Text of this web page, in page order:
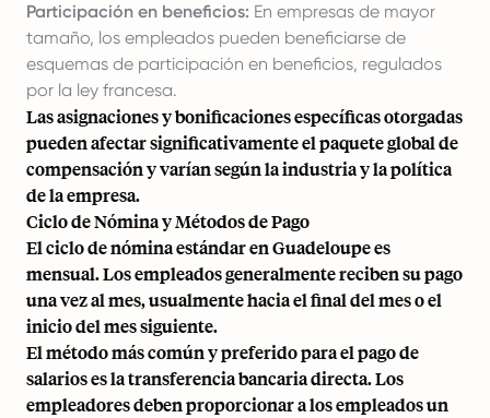
Participación en beneficios: En empresas de mayor
tamaño, los empleados pueden beneficiarse de
esquemas de participación en beneficios, regulados
por la ley francesa.
Las asignaciones y bonificaciones específicas otorgadas
pueden afectar significativamente el paquete global de
compensación y varían según la industria y la política
de la empresa.
Ciclo de Nómina y Métodos de Pago
El ciclo de nómina estándar en Guadeloupe es
mensual. Los empleados generalmente reciben su pago
una vez al mes, usualmente hacia el final del mes o el
inicio del mes siguiente.
El método más común y preferido para el pago de
salarios es la transferencia bancaria directa. Los
empleadores deben proporcionar a los empleados un